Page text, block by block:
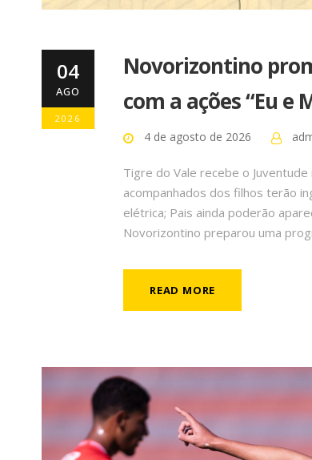
04
AGO
2026
Novorizontino
com a ações “Eu e
4 de agosto de 2026
Tigre do Vale recebe o
acompanhados dos filhos terão
elétrica; Pais ainda poderão
Novorizontino preparou uma
READ MORE